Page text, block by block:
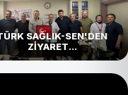
SAĞLIK-SEN'DEN
ZİYARET...